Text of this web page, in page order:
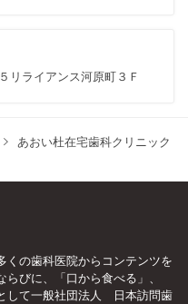
リライアンス河原町３Ｆ
あおい杜在宅歯科クリニック
くの歯科医院からコンテンツを
びに、「口から食べる」、
して一般社団法人 日本訪問歯